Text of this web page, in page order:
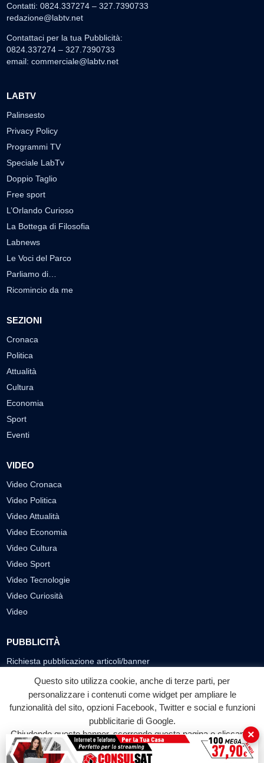
Contatti: 0824.337274 – 327.7390733
redazione@labtv.net
Contattaci per la tua Pubblicità:
0824.337274 – 327.7390733
email: commerciale@labtv.net
LABTV
Palinsesto
Privacy Policy
Programmi TV
Speciale LabTv
Doppio Taglio
Free sport
L’Orlando Curioso
La Bottega di Filosofia
Labnews
Le Voci del Parco
Parliamo di…
Ricomincio da me
SEZIONI
Cronaca
Politica
Attualità
Cultura
Economia
Sport
Eventi
VIDEO
Video Cronaca
Video Politica
Video Attualità
Video Economia
Video Cultura
Video Sport
Video Tecnologie
Video Curiosità
Video
PUBBLICITÀ
Richiesta pubblicazione articoli/banner
SEGUICI SUI SOCIAL
f
Facebook
◎ ▶
YouTube
Questo sito utilizza cookie, anche di terze parti, per
personalizzare i contenuti come widget per ampliare le
funzionalità del sito, opzioni Facebook, Twitter e social e funzioni
pubblicitarie di Google.
Chiudendo questo banner, scorrendo questa pagina o cliccando
su qualunque suo elemento acconsenti all'uso dei cookie.
×